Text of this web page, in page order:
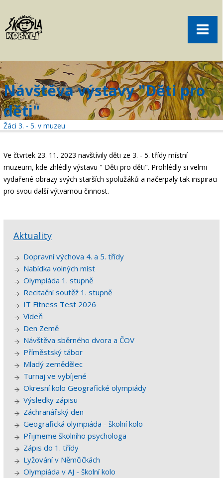
Aktuality
Volný čas
Kontakt
Akce
žákovská knížka
objednání obědů
Menu
Návštěva výstavy "Děti pro
děti"
Žáci 3. - 5. v muzeu
Ve čtvrtek 23. 11. 2023 navštívily děti ze 3. - 5. třídy místní
muzeum, kde zhlédly výstavu " Děti pro děti". Prohlédly si velmi
vydařené obrazy svých starších spolužáků a načerpaly tak inspiraci
pro svou další výtvarnou činnost.
Aktuality
Dopravní výchova 4. a 5. třídy
Nabídka volných míst
Olympiáda 1. stupně
Recitační soutěž 1. stupně
IT Fitness Test 2026
Vídeň
Den Země
Návštěva sběrného dvora a ČOV
Příměstský tábor
Mladý zemědělec
Turnaj ve vybíjené
Okresní kolo Geografické olympiády
Výsledky zápisu
Záchranářský den
Geografická olympiáda - školní kolo
Přijmeme školního psychologa
Zápis do 1. třídy
Lyžování v Němčičkách
Olympiáda v AJ - školní kolo